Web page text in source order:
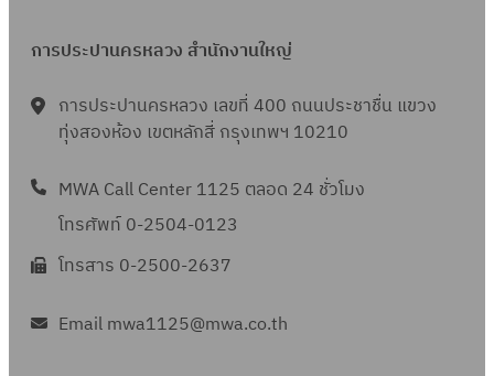
การประปานครหลวง สำนักงานใหญ่
การประปานครหลวง เลขที่ 400 ถนนประชาชื่น แขวง
ทุ่งสองห้อง เขตหลักสี่ กรุงเทพฯ 10210
MWA Call Center 1125 ตลอด 24 ชั่วโมง
โทรศัพท์ 0-2504-0123
โทรสาร 0-2500-2637
Email mwa1125@mwa.co.th